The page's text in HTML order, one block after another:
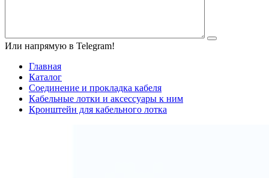
Или напрямую в Telegram!
Главная
Каталог
Соединение и прокладка кабеля
Кабельные лотки и аксессуары к ним
Кронштейн для кабельного лотка